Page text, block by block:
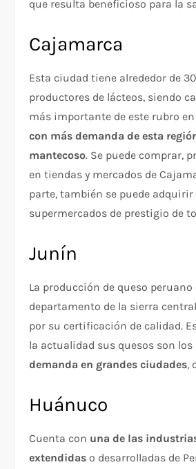
que resulta beneficioso para la
Cajamarca
Esta ciudad tiene alrededor de
productores de lácteos, siendo
más importante de este rubro en
con más demanda de esta
mantecoso. Se puede comprar,
en tiendas y mercados de
parte, también se puede adquirir
supermercados de prestigio de
Junín
La producción de queso peruano
departamento de la sierra
por su certificación de calidad.
la actualidad sus quesos son los
demanda en grandes ciudades,
Huánuco
Cuenta con una de las
extendidas o desarrolladas de